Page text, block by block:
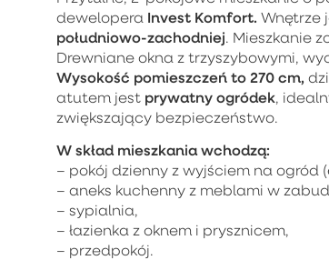
dewelopera Invest Komfort. Wnętrze
południowo-zachodniej. Mieszkanie
Drewniane okna z trzyszybowymi,
Wysokość pomieszczeń to 270 cm,
atutem jest prywatny ogródek,
zwiększający bezpieczeństwo.
W skład mieszkania wchodzą:
– pokój dzienny z wyjściem na ogród
– aneks kuchenny z meblami w
– sypialnia,
– łazienka z oknem i prysznicem,
– przedpokój.